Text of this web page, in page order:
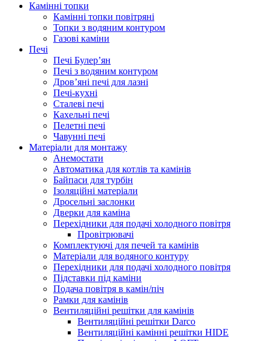
Камінні топки
Камінні топки повітряні
Топки з водяним контуром
Газові каміни
Печі
Печі Булер’ян
Печі з водяним контуром
Дров’яні печі для лазні
Печі-кухні
Сталеві печі
Кахельні печі
Пелетні печі
Чавунні печі
Матеріали для монтажу
Анемостати
Автоматика для котлів та камінів
Байпаси для турбін
Ізоляційні матеріали
Дросельні заслонки
Дверки для каміна
Перехідники для подачі холодного повітря
Провітрювачі
Комплектуючі для печей та камінів
Матеріали для водяного контуру
Перехідники для подачі холодного повітря
Підставки під каміни
Подача повітря в камін/піч
Рамки для камінів
Вентиляційні решітки для камінів
Вентиляційні решітки Darco
Вентиляційні камінні решітки HIDE